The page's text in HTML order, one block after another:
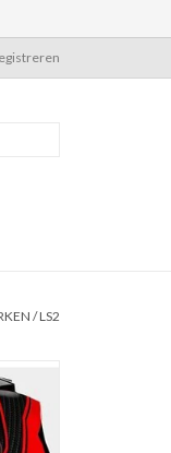
/LS2
/